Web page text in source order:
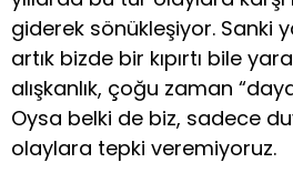
giderek sönükleşiyor. Sanki
artık bizde bir kıpırtı bile
alışkanlık, çoğu zaman
Oysa belki de biz, sadece
olaylara tepki veremiyoruz.